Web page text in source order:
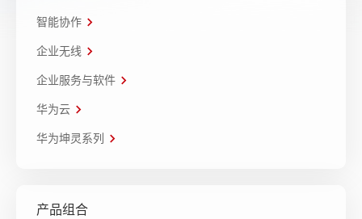
智能协作
企业无线
企业服务与软件
华为云
华为坤灵系列
产品组合